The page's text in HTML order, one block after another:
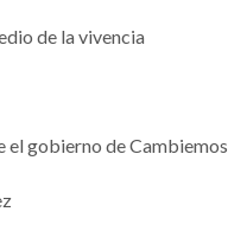
de la vivencia
el gobierno de Cambiemos